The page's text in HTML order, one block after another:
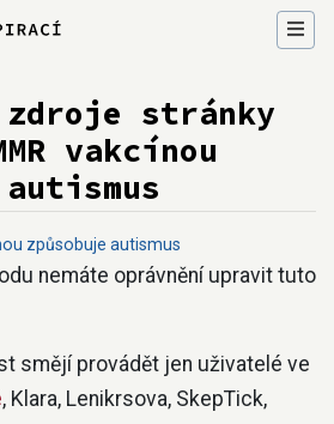
zdroje stránky
vakcínou
způsobuje autismus
nemáte oprávnění upravit tuto
smějí provádět jen uživatelé ve
, Klara, Lenikrsova, SkepTick,